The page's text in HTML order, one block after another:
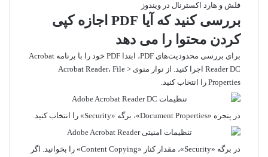
فلش و هارد اکسترنال در ویندوز
بررسی کنید که آیا PDF اجازه کپی
کردن محتوا را می دهد
برای بررسی محدودیت‌های PDF، ابتدا PDF خود را با برنامه Acrobat
Reader DC اجرا کنید. از نوار منوی Acrobat Reader، File >
Properties را انتخاب کنید.
در پنجره «Document Properties»، برگه «Security» را انتخاب کنید.
در برگه «Security»، مقدار کنار «Content Copying» را بخوانید. اگر